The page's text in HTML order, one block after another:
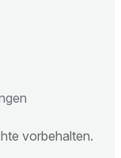
vorbehalten.